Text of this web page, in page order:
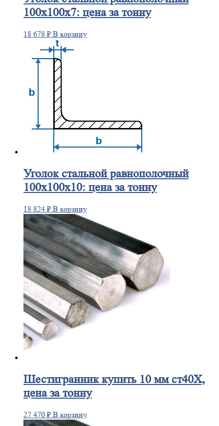
100х100х7: цена за тонну
18 678 ₽ В корзину
Уголокстальной равнополочный
100х100х10: цена за тонну
18 824 ₽ В корзину
Шестигранниккупить 10 мм ст40Х,
цена за тонну
27 470 ₽ В корзину